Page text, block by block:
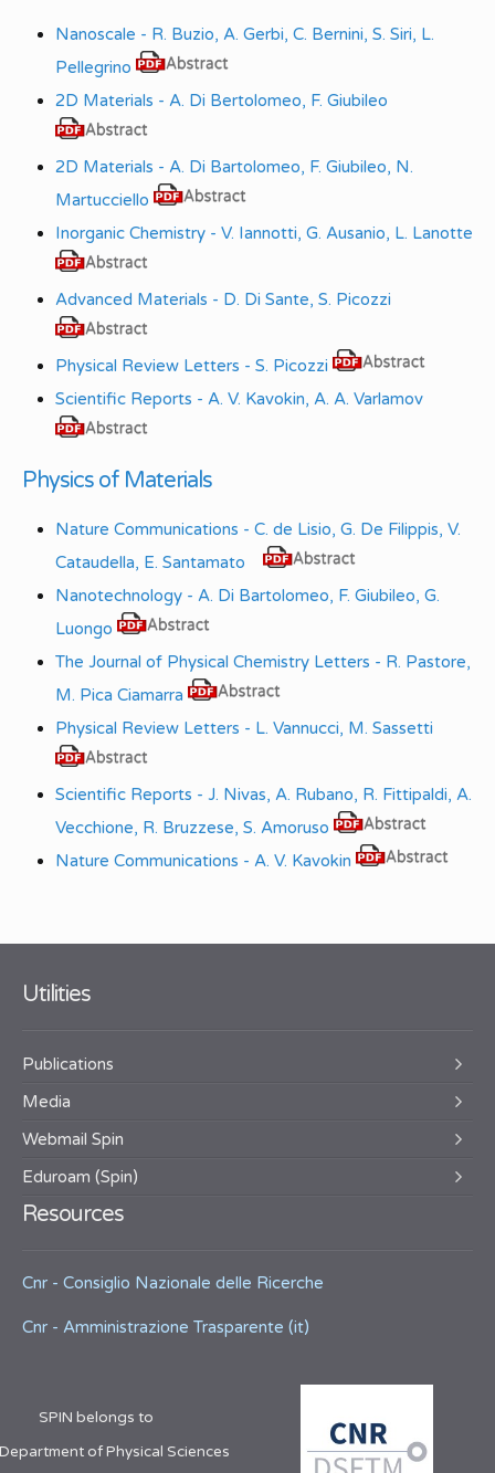
Nanoscale - R. Buzio, A. Gerbi, C. Bernini, S. Siri, L.
Pellegrino
2D Materials - A. Di Bertolomeo, F. Giubileo
2D Materials - A. Di Bartolomeo, F. Giubileo, N.
Martucciello
Inorganic Chemistry - V. Iannotti, G. Ausanio, L. Lanotte
Advanced Materials - D. Di Sante, S. Picozzi
Physical Review Letters - S. Picozzi
Scientific Reports - A. V. Kavokin, A. A. Varlamov
Physics of Materials
Nature Communications - C. de Lisio, G. De Filippis, V.
Cataudella, E. Santamato
Nanotechnology - A. Di Bartolomeo, F. Giubileo, G.
Luongo
The Journal of Physical Chemistry Letters - R. Pastore,
M. Pica Ciamarra
Physical Review Letters - L. Vannucci, M. Sassetti
Scientific Reports - J. Nivas, A. Rubano, R. Fittipaldi, A.
Vecchione, R. Bruzzese, S. Amoruso
Nature Communications - A. V. Kavokin
Utilities
Publications
Media
Webmail Spin
Eduroam (Spin)
Resources
Cnr - Consiglio Nazionale delle Ricerche
Cnr - Amministrazione Trasparente (it)
SPIN belongs to
of Physical Sciences